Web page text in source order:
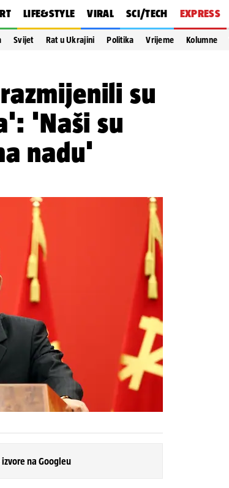
LIFE&STYLE VIRAL SCI/TECH EXPRESS
Svijet Rat u Ukrajini Politika Vrijeme Kolumne
su
'Naši su
nadu'
na Googleu